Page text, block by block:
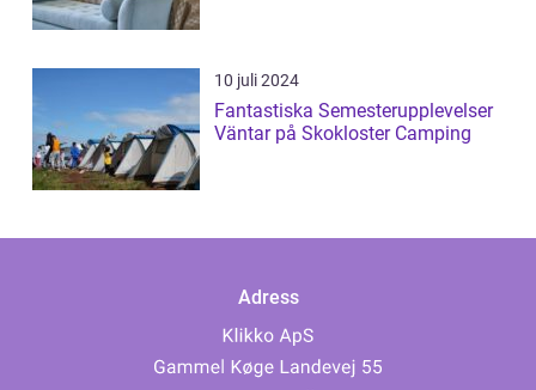
10 juli 2024
Fantastiska Semesterupplevelser
Väntar på Skokloster Camping
Adress